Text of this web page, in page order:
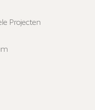
Projecten